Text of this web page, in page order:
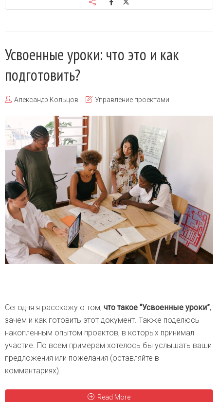
Усвоенные уроки: что это и как
подготовить?
Александр Кольцов Управление проектами
Сегодня я расскажу о том, что такое “Усвоенные уроки”,
зачем и как готовить этот документ. Также поделюсь
накопленным опытом проектов, в которых принимал
участие. По всем примерам хотелось бы услышать ваши
предложения или пожелания (оставляйте в
комментариях).
Read More